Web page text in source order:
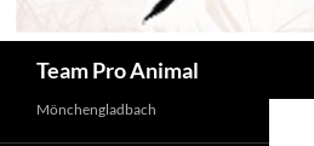
Team Pro Animal
Mönchengladbach